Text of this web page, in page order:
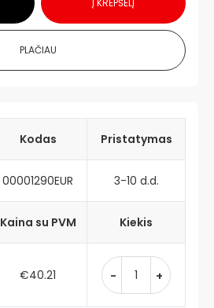
Į KREPŠELĮ
PLAČIAU
Kodas Pristatymas
00001290EUR 3-10 d.d.
Kaina su PVM Kiekis
€40.21 - +